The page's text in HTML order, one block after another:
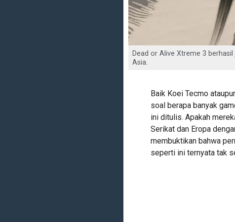
Dead or Alive Xtreme 3
Asia.
Baik Koei Tecmo
soal berapa banyak
ini ditulis. Apakah
Serikat dan Eropa
membuktikan bahwa
seperti ini ternyata tak